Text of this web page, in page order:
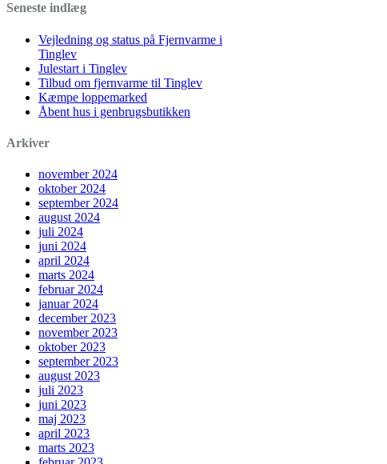
Seneste indlæg
Vejledning og status på Fjernvarme i
Tinglev
Julestart i Tinglev
Tilbud om fjernvarme til Tinglev
Kæmpe loppemarked
Åbent hus i genbrugsbutikken
Arkiver
november 2024
oktober 2024
september 2024
august 2024
juli 2024
juni 2024
april 2024
marts 2024
februar 2024
januar 2024
december 2023
november 2023
oktober 2023
september 2023
august 2023
juli 2023
juni 2023
maj 2023
april 2023
marts 2023